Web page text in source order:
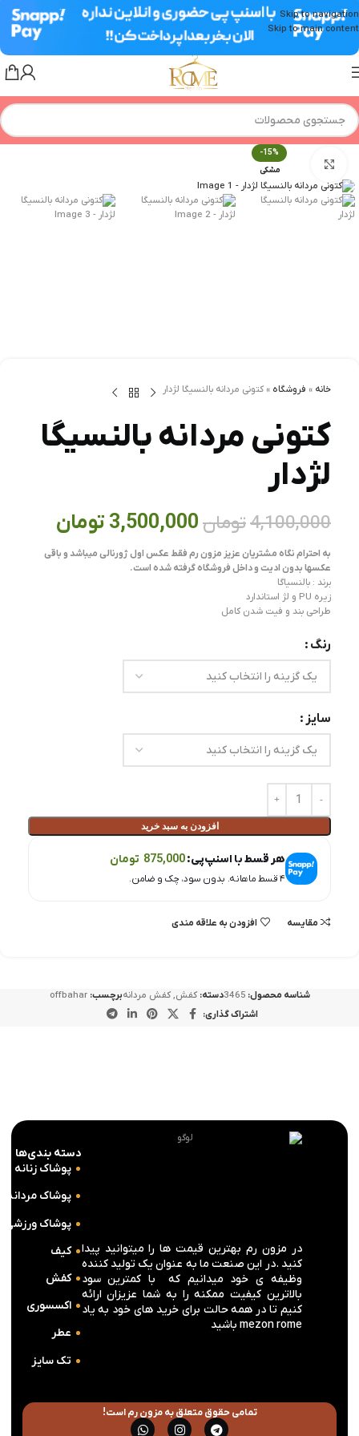
Skip to navigation
Skip to main content
-15%
مشکی
برای بزرگنمایی کلیک کنید
خانه » فروشگاه » کتونی مردانه بالنسيگا لژدار
کتونی مردانه بالنسيگا
لژدار
4,100,000تومان 3,500,000 تومان
به احترام نگاه مشتریان عزیز مزون رم فقط عکس اول ژورنالی میباشد و باقی
عکسها بدون ادیت و داخل فروشگاه گرفته شده است.
برند : بالنسیاگا
زیره PU و لژ استاندارد
طراحی بند و فیت شدن کامل
رنگ
سایز
افزودن به سبد خرید
هر قسط با اسنپ‌پی:875,000 تومان
۴ قسط ماهانه. بدون سود، چک و ضامن.
مقايسه افزودن به علاقه مندی
شناسه محصول: 3465دسته: کفش, کفش مردانهبرچسب: offbahar
اشتراک گذاری:
در مزون رم بهترین قیمت ها را میتوانید پیدا
کنید .در این صنعت ما به عنوان یک تولید کننده
وظیفه ی خود میدانیم که با کمترین سود
بالاترین کیفیت ممکنه را به شما عزیزان ارائه
کنیم تا در همه حالت برای خرید های خود به یاد
mezon rome باشید
دسته بندی‌ها
پوشاک زنانه
پوشاک مردانه
پوشاک ورزشی
کیف
کفش
اکسسوری
عطر
تک سایز
تمامی حقوق متعلق به مزون رم است!